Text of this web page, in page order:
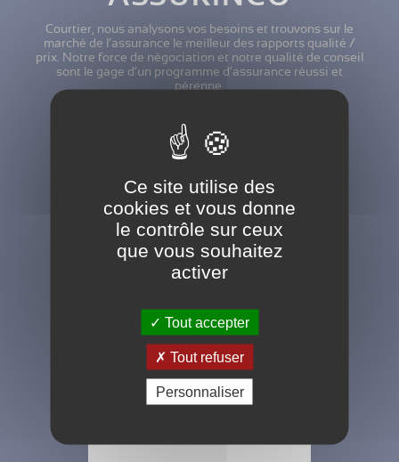
Courtier, nous analysons vos besoins et trouvons sur le
marché de l’assurance le meilleur des rapports qualité /
prix. Notre force de négociation et notre qualité de conseil
sont le gage d’un programme d’assurance réussi et
pérenne.
SPÉCIALISTE
Diversité de partenaires
pouvant intervenir sur des
Ce site utilise des
cookies et vous donne
le contrôle sur ceux
que vous souhaitez
activer
Tout accepter
Tout refuser
Personnaliser